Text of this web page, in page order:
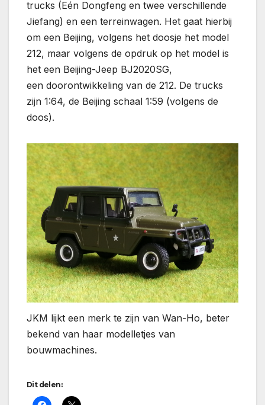
trucks (Eén Dongfeng en twee verschillende
Jiefang) en een terreinwagen. Het gaat hierbij
om een Beijing, volgens het doosje het model
212, maar volgens de opdruk op het model is
het een Beijing-Jeep BJ2020SG,
een doorontwikkeling van de 212. De trucks
zijn 1:64, de Beijing schaal 1:59 (volgens de
doos).
JKM lijkt een merk te zijn van Wan-Ho, beter
bekend van haar modelletjes van
bouwmachines.
Dit delen: